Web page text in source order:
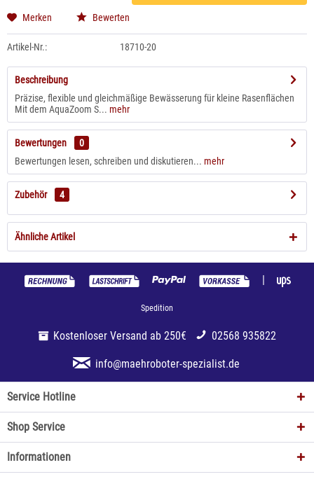
Merken Bewerten
Artikel-Nr.: 18710-20
Beschreibung
Präzise, flexible und gleichmäßige Bewässerung für kleine Rasenflächen
Mit dem AquaZoom S... mehr
Bewertungen
0
Bewertungen lesen, schreiben und diskutieren... mehr
Zubehör 4
Ähnliche Artikel
|
Spedition
Kostenloser Versand ab 250€ 02568 935822
info@maehroboter-spezialist.de
Service Hotline
Shop Service
Informationen